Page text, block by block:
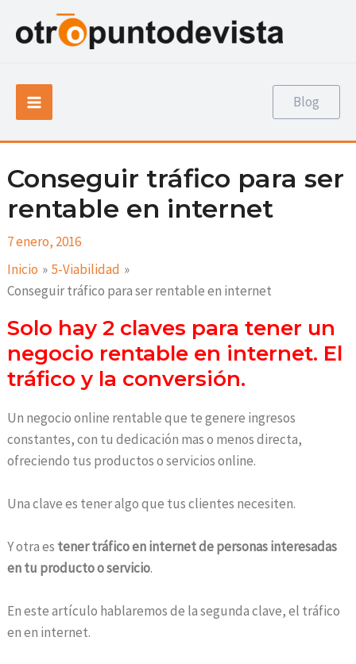
Main
Menu
Blog
Conseguir tráfico para ser
rentable en internet
7 enero, 2016
Inicio
5-Viabilidad
Conseguir tráfico para ser rentable en internet
Solo hay 2 claves para tener un
negocio rentable en internet. El
tráfico y la conversión.
Un negocio online rentable que te genere ingresos
constantes, con tu dedicación mas o menos directa,
ofreciendo tus productos o servicios online.
Una clave es tener algo que tus clientes necesiten.
Y otra es tener tráfico en internet de personas interesadas
en tu producto o servicio.
En este artículo hablaremos de la segunda clave, el tráfico
en en internet.
Navegación
de
entradas